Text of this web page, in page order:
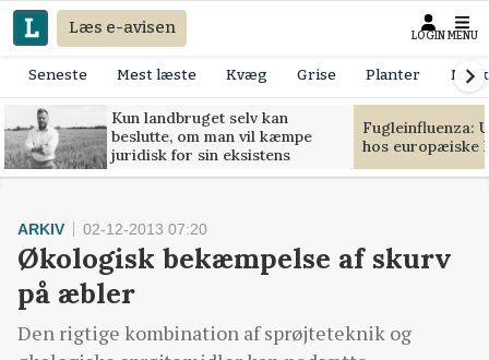
Læs e-avisen LOGIN MENU
Seneste Mest læste Kvæg Grise Planter
Kun landbruget selv kan
beslutte, om man vil kæmpe
juridisk for sin eksistens
Fugleinfluenza:
hos europæiske
ARKIV 02-12-2013 07:20
Økologisk bekæmpelse af skurv
på æbler
Den rigtige kombination af sprøjteteknik og